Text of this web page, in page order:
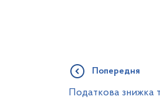
Попередня
Податкова знижка